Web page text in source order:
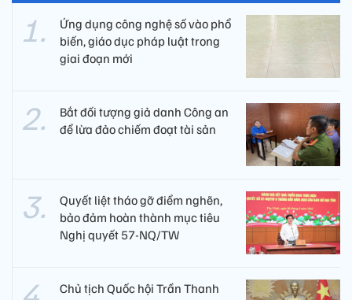
Ứng dụng công nghệ số vào phổ
biến, giáo dục pháp luật trong
giai đoạn mới
Bắt đối tượng giả danh Công an
để lừa đảo chiếm đoạt tài sản
Quyết liệt tháo gỡ điểm nghẽn,
bảo đảm hoàn thành mục tiêu
Nghị quyết 57-NQ/TW
Chủ tịch Quốc hội Trần Thanh